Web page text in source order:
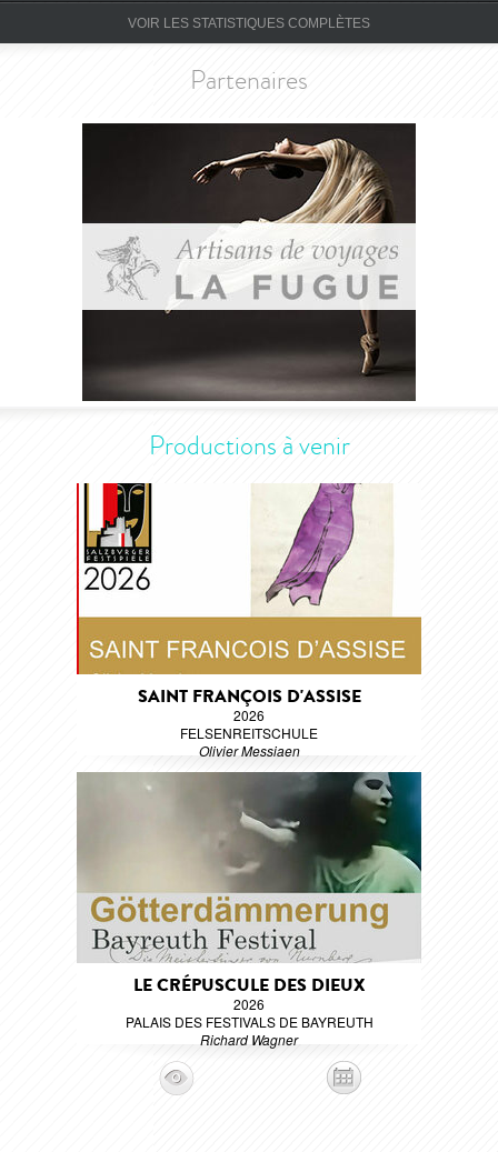
VOIR LES STATISTIQUES COMPLÈTES
Partenaires
Productions à venir
SAINT FRANÇOIS D'ASSISE
2026
FELSENREITSCHULE
Olivier Messiaen
LE CRÉPUSCULE DES DIEUX
2026
PALAIS DES FESTIVALS DE BAYREUTH
Richard Wagner